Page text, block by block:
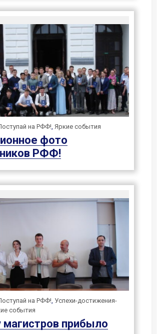
на РФФ!, Яркие события
фото
РФФ!
на РФФ!, Успехи-достижения-
события
магистров прибыло